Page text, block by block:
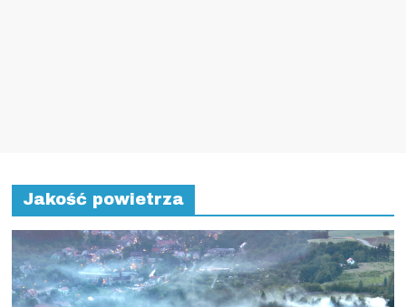
Jakość powietrza